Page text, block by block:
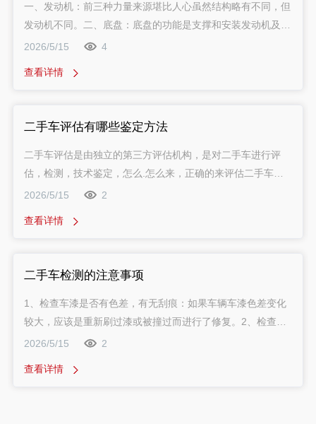
一、发动机：前三种力量来源堪比人心虽然结构略有不同，但
发动机不同。二、底盘：底盘的功能是支撑和安装发动机及其
部件的总成：形成汽车的整体造型，并接受发动机的动力使汽
动系统制动系统四个部分。
2026/5/15 4
查看详情
二手车评估有哪些鉴定方法
二手车评估是由独立的第三方评估机构，是对二手车进行评
估，检测，技术鉴定，怎么.怎么来，正确的来评估二手车的
价值，二手车评估在交易过程中是非常重要的，二手车评估也
2026/5/15 2
查看详情
二手车检测的注意事项
1、检查车漆是否有色差，有无刮痕：如果车辆车漆色差变化
较大，应该是重新刷过漆或被撞过而进行了修复。2、检查边
缝是否完好：边缘接缝能体现出车辆是否曾经碰撞过，车辆一
受过撞击，边缝会出现褶皱断裂等情况。3、可以观察车门打
2026/5/15 2
查看详情